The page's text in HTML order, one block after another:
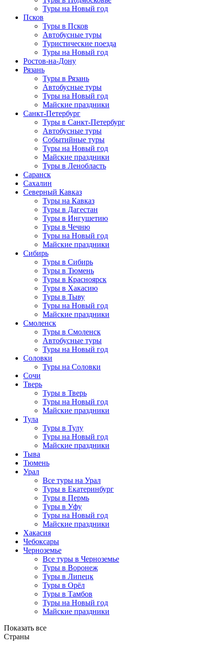
Туры на Новый год
Псков
Туры в Псков
Автобусные туры
Туристические поезда
Туры на Новый год
Ростов-на-Дону
Рязань
Туры в Рязань
Автобусные туры
Туры на Новый год
Майские праздники
Санкт-Петербург
Туры в Санкт-Петербург
Автобусные туры
Событийные туры
Туры на Новый год
Майские праздники
Туры в Ленобласть
Саранск
Сахалин
Северный Кавказ
Туры на Кавказ
Туры в Дагестан
Туры в Ингушетию
Туры в Чечню
Туры на Новый год
Майские праздники
Сибирь
Туры в Сибирь
Туры в Тюмень
Туры в Красноярск
Туры в Хакасию
Туры в Тыву
Туры на Новый год
Майские праздники
Смоленск
Туры в Смоленск
Автобусные туры
Туры на Новый год
Соловки
Туры на Соловки
Сочи
Тверь
Туры в Тверь
Туры на Новый год
Майские праздники
Тула
Туры в Тулу
Туры на Новый год
Майские праздники
Тыва
Тюмень
Урал
Все туры на Урал
Туры в Екатеринбург
Туры в Пермь
Туры в Уфу
Туры на Новый год
Майские праздники
Хакасия
Чебоксары
Черноземье
Все туры в Черноземье
Туры в Воронеж
Туры в Липецк
Туры в Орёл
Туры в Тамбов
Туры на Новый год
Майские праздники
Показать все
Страны